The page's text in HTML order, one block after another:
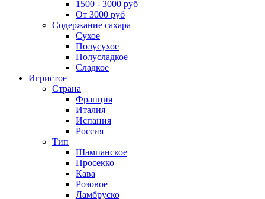
1500 - 3000 руб
От 3000 руб
Содержание сахара
Сухое
Полусухое
Полусладкое
Сладкое
Игристое
Страна
Франция
Италия
Испания
Россия
Тип
Шампанское
Просекко
Кава
Розовое
Ламбруско